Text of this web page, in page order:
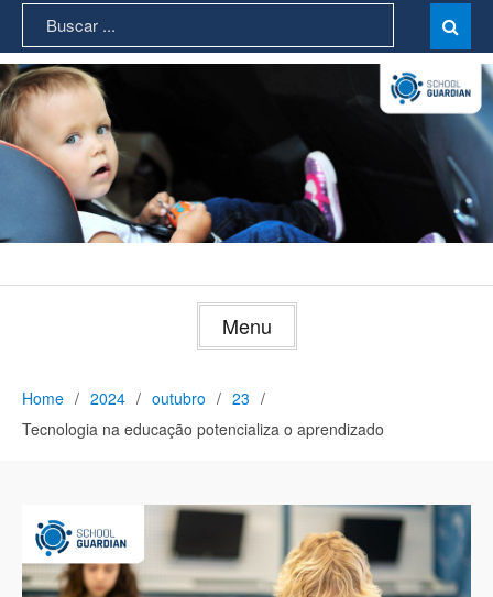
content
Search
for:

Menu
Home 2024 outubro
23
Tecnologia na educação potencializa o aprendizado